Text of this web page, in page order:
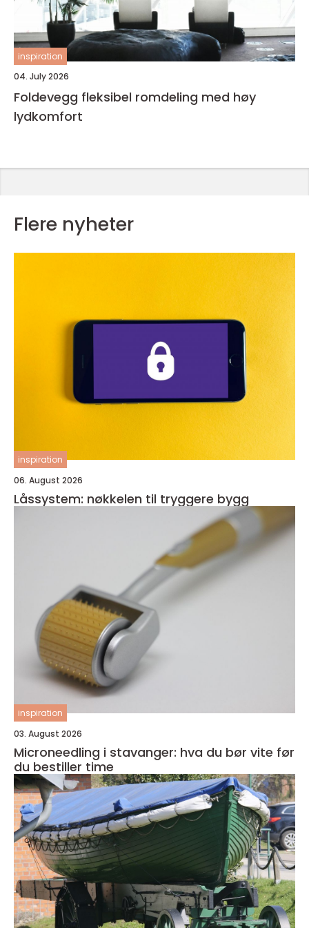
inspiration
04. July 2026
Foldevegg fleksibel romdeling med høy
lydkomfort
Flere nyheter
inspiration
06. August 2026
Låssystem: nøkkelen til tryggere bygg
inspiration
03. August 2026
Microneedling i stavanger: hva du bør vite før
du bestiller time